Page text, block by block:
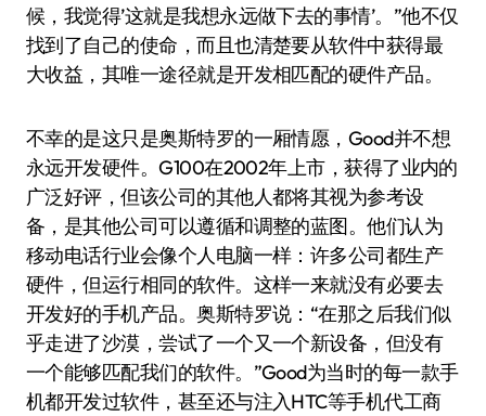
候，我觉得’这就是我想永远做下去的事情’。”他不仅
找到了自己的使命，而且也清楚要从软件中获得最
大收益，其唯一途径就是开发相匹配的硬件产品。
不幸的是这只是奥斯特罗的一厢情愿，Good并不想
永远开发硬件。G100在2002年上市，获得了业内的
广泛好评，但该公司的其他人都将其视为参考设
备，是其他公司可以遵循和调整的蓝图。他们认为
移动电话行业会像个人电脑一样：许多公司都生产
硬件，但运行相同的软件。这样一来就没有必要去
开发好的手机产品。奥斯特罗说：“在那之后我们似
乎走进了沙漠，尝试了一个又一个新设备，但没有
一个能够匹配我们的软件。”Good为当时的每一款手
机都开发过软件，甚至还与注入HTC等手机代工商